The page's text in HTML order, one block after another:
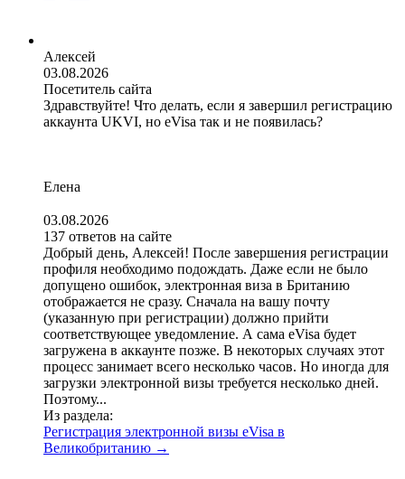
Алексей
03.08.2026
Посетитель сайта
Здравствуйте! Что делать, если я завершил регистрацию
аккаунта UKVI, но eVisa так и не появилась?
Елена
03.08.2026
137 ответов на сайте
Добрый день, Алексей! После завершения регистрации
профиля необходимо подождать. Даже если не было
допущено ошибок, электронная виза в Британию
отображается не сразу. Сначала на вашу почту
(указанную при регистрации) должно прийти
соответствующее уведомление. А сама eVisa будет
загружена в аккаунте позже. В некоторых случаях этот
процесс занимает всего несколько часов. Но иногда для
загрузки электронной визы требуется несколько дней.
Поэтому...
Из раздела:
Регистрация электронной визы eVisa в
Великобританию →